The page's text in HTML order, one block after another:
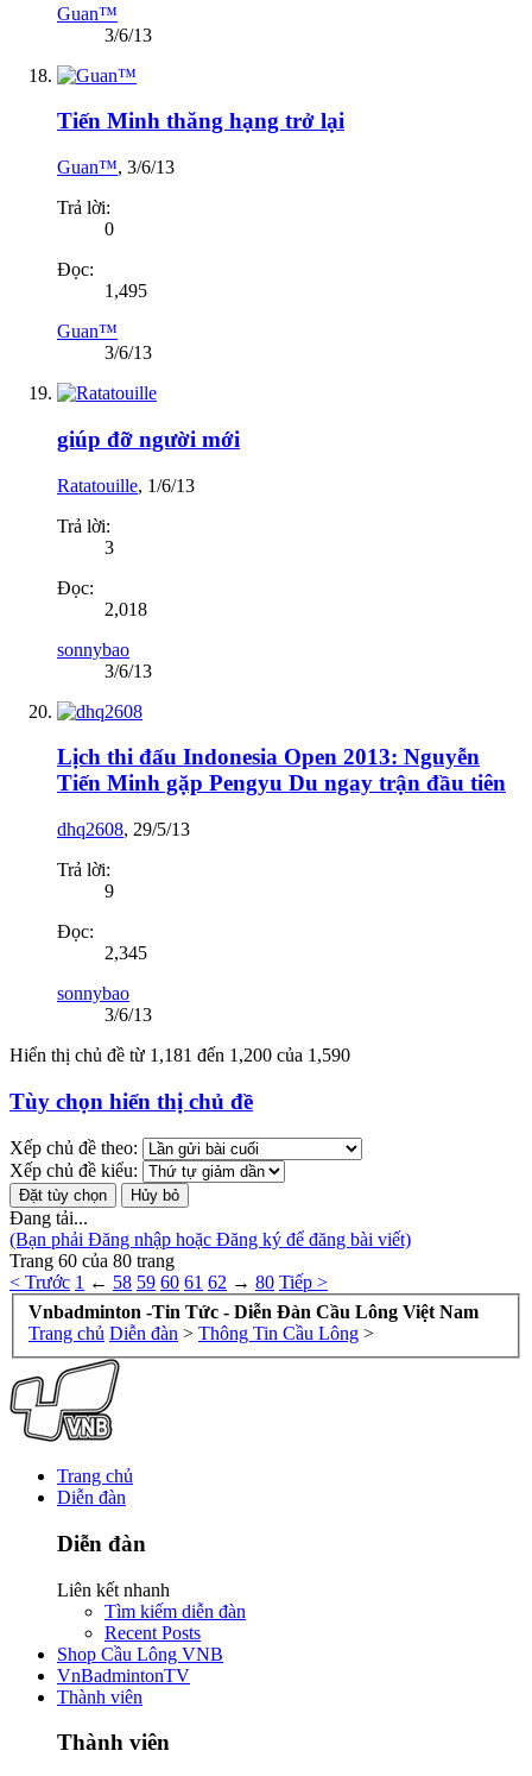
Guan™
3/6/13
Tiến Minh thăng hạng trở lại
Guan™, 3/6/13
Trả lời:
0
Đọc:
1,495
Guan™
3/6/13
giúp đỡ người mới
Ratatouille, 1/6/13
Trả lời:
3
Đọc:
2,018
sonnybao
3/6/13
Lịch thi đấu Indonesia Open 2013: Nguyễn
Tiến Minh gặp Pengyu Du ngay trận đầu tiên
dhq2608, 29/5/13
Trả lời:
9
Đọc:
2,345
sonnybao
3/6/13
Hiển thị chủ đề từ 1,181 đến 1,200 của 1,590
Tùy chọn hiển thị chủ đề
Xếp chủ đề theo:
Xếp chủ đề kiểu:
Đang tải...
(Bạn phải Đăng nhập hoặc Đăng ký để đăng bài viết)
Trang 60 của 80 trang
< Trước 1 ← 58 59 60 61 62 → 80 Tiếp >
Vnbadminton -Tin Tức - Diễn Đàn Cầu Lông Việt Nam
Trang chủ Diễn đàn > Thông Tin Cầu Lông >
Trang chủ
Diễn đàn
Diễn đàn
Liên kết nhanh
Tìm kiếm diễn đàn
Recent Posts
Shop Cầu Lông VNB
VnBadmintonTV
Thành viên
Thành viên